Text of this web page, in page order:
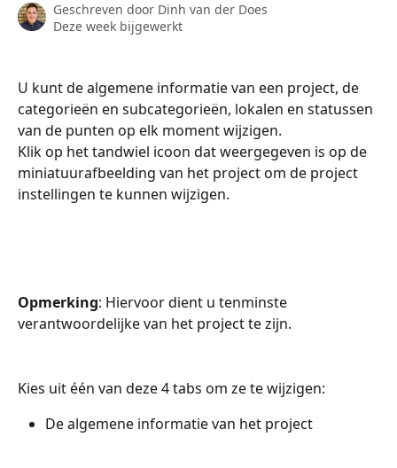
Geschreven door Dinh van der Does
Deze week bijgewerkt
U kunt de algemene informatie van een project, de
categorieën en subcategorieën, lokalen en statussen
van de punten op elk moment wijzigen.
Klik op het tandwiel icoon dat weergegeven is op de
miniatuurafbeelding van het project om de project
instellingen te kunnen wijzigen.
Opmerking: Hiervoor dient u tenminste
verantwoordelijke van het project te zijn.
Kies uit één van deze 4 tabs om ze te wijzigen:
De algemene informatie van het project